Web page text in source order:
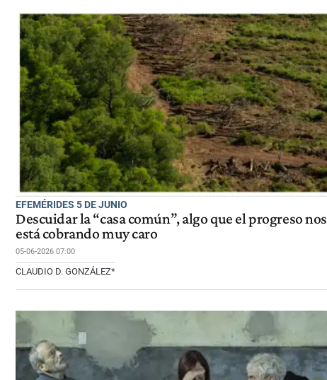
EFEMÉRIDES 5 DE JUNIO
Descuidar la “casa común”, algo que el progreso nos
está cobrando muy caro
05-06-2026 07:00
CLAUDIO D. GONZÁLEZ*